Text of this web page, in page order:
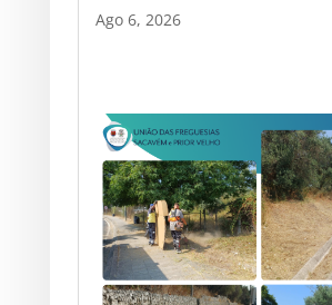
Ago 6, 2026